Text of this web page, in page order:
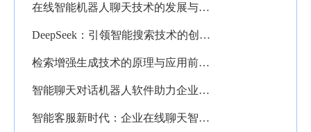
在线智能机器人聊天技术的发展与企业应用前景分析
DeepSeek：引领智能搜索技术的创新突破与应用前景
检索增强生成技术的原理与应用前景解析
智能聊天对话机器人软件助力企业数字化转型的创新应用
智能客服新时代：企业在线聊天智能机器人的深度解析与应用价值